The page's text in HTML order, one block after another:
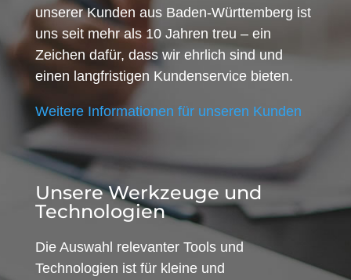
unserer Kunden aus Baden-Württemberg ist
uns seit mehr als 10 Jahren treu – ein
Zeichen dafür, dass wir ehrlich sind und
einen langfristigen Kundenservice bieten.
Weitere Informationen für unseren Kunden
Unsere Werkzeuge und
Technologien
Die Auswahl relevanter Tools und
Technologien ist für kleine und